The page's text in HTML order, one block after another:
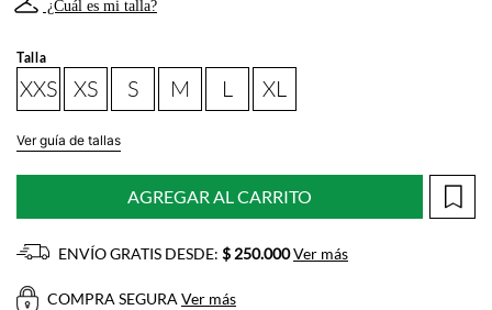
¿Cuál es mi talla?
Talla
XXS XS S M L XL
Ver guía de tallas
AGREGAR AL CARRITO
ENVÍO GRATIS DESDE: $ 250.000Ver más
COMPRA SEGURA Ver más